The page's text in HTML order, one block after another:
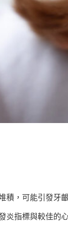
，可能引發牙
指標與較佳